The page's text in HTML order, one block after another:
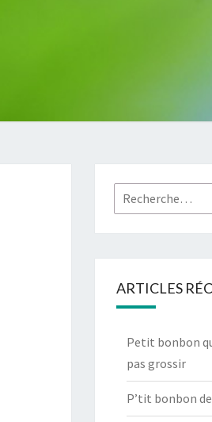
Rechercher :
ARTICLES
Petit bonbon
pas grossir
P’tit bonbon